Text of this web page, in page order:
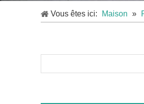
Vous êtes ici: Maison »